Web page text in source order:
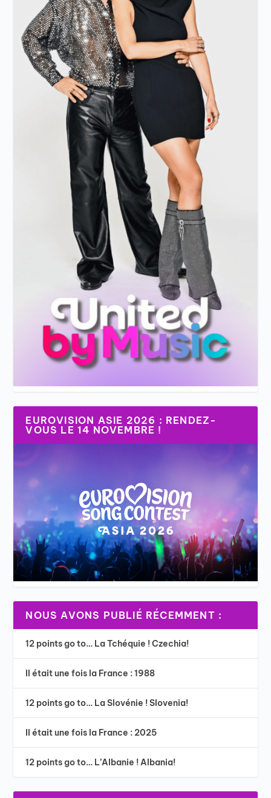
EUROVISION ASIE 2026 : RENDEZ-
VOUS LE 14 NOVEMBRE !
NOUS AVONS PUBLIÉ RÉCEMMENT :
12 points go to… La Tchéquie ! Czechia!
Il était une fois la France : 1988
12 points go to… La Slovénie ! Slovenia!
Il était une fois la France : 2025
12 points go to… L’Albanie ! Albania!